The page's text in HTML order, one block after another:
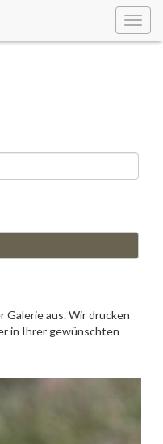
Galerie aus. Wir drucken
in Ihrer gewünschten